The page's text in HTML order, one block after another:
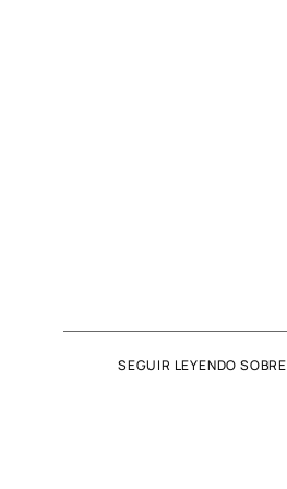
SEGUIR LEYENDO SOBRE